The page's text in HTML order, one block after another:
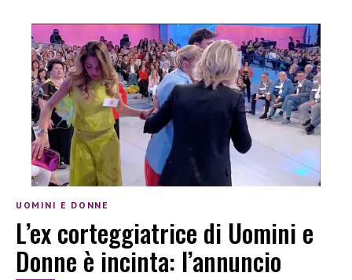
UOMINI E DONNE
L’ex corteggiatrice di Uomini e
Donne è incinta: l’annuncio